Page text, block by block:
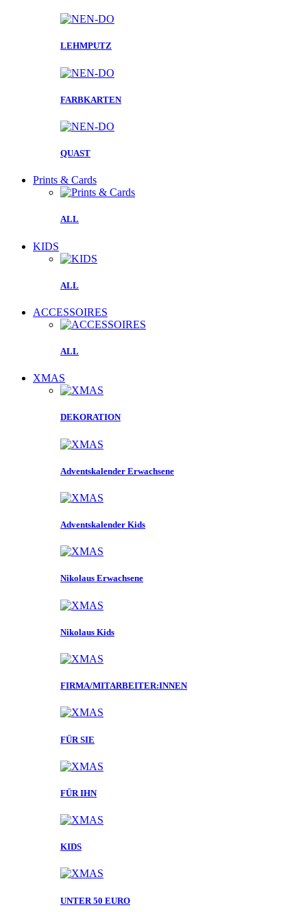
LEHMPUTZ
FARBKARTEN
QUAST
Prints & Cards
ALL
KIDS
ALL
ACCESSOIRES
ALL
XMAS
DEKORATION
Adventskalender Erwachsene
Adventskalender Kids
Nikolaus Erwachsene
Nikolaus Kids
FIRMA/MITARBEITER:INNEN
FÜR SIE
FÜR IHN
KIDS
UNTER 50 EURO